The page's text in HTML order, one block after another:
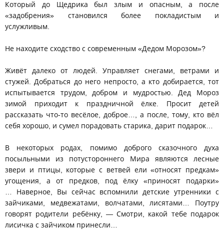
Который до Щедрика был злым и опасным, а после
«задобрения» становился более покладистым и
услужливым.
Не находите сходство с современным «Дедом Морозом»?
Живёт далеко от людей. Управляет снегами, ветрами и
стужей. Добраться до него непросто, а кто добирается, тот
испытывается трудом, добром и мудростью. Дед Мороз
зимой приходит к праздничной ёлке. Просит детей
рассказать что-то весёлое, доброе…, а после, тому, кто вёл
себя хорошо, и сумел порадовать старика, дарит подарок…
В некоторых родах, помимо доброго сказочного духа
посыльными из потустороннего Мира являются лесные
звери и птицы, которые с ветвей ели «относят предкам»
угощения, а от предков, под ёлку «приносят подарки»
… Наверное, Вы сейчас вспомнили детские утренники с
зайчиками, медвежатами, волчатами, лисятами… Поутру
говорят родители ребёнку, — Смотри, какой тебе подарок
лисичка с зайчиком принесли…